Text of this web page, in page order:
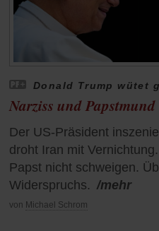
Donald Trump wütet
Narziss und Papstmund
Der US-Präsident
droht Iran mit
Papst nicht schweigen.
Widerspruchs. /mehr
von Michael Schrom